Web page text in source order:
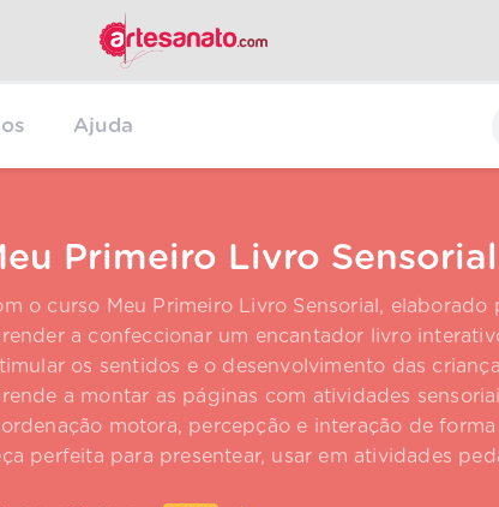
Ajuda
Primeiro Livro Sensorial
o curso Meu Primeiro Livro Sensorial, elaborado
a confeccionar um encantador livro
os sentidos e o desenvolvimento das
a montar as páginas com atividades
motora, percepção e interação de
perfeita para presentear, usar em atividades